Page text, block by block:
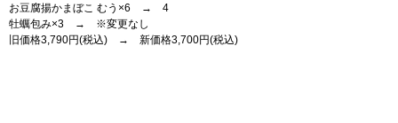
お豆腐揚かまぼこ むう×6 → 4
牡蠣包み×3 → ※変更なし
旧価格3,790円(税込) → 新価格3,700円(税込)